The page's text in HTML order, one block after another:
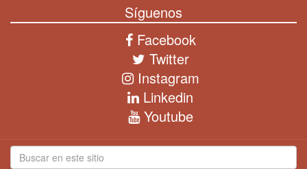
Síguenos
Facebook
Twitter
Instagram
Linkedin
Youtube